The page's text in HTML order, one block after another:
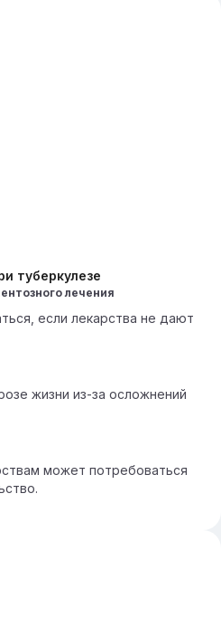
туберкулезе
лечения
если лекарства не дают
жизни из-за осложнений
может потребоваться